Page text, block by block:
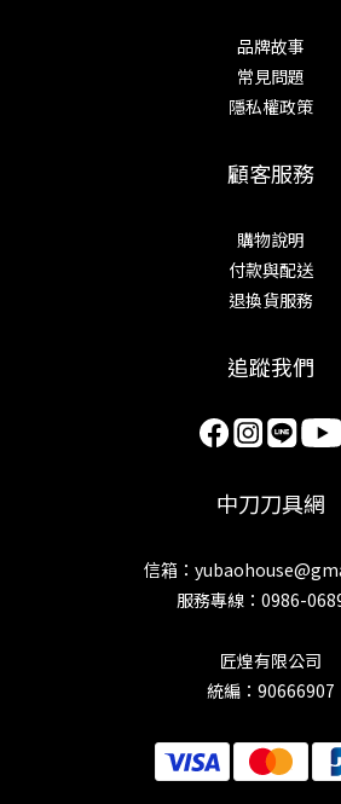
品牌故事
常見問題
隱私權政策
顧客服務
購物說明
付款與配送
退換貨服務
追蹤我們
中刀刀具網
信箱：
服務專線：0986-
匠煌有限公司
統編：90666907